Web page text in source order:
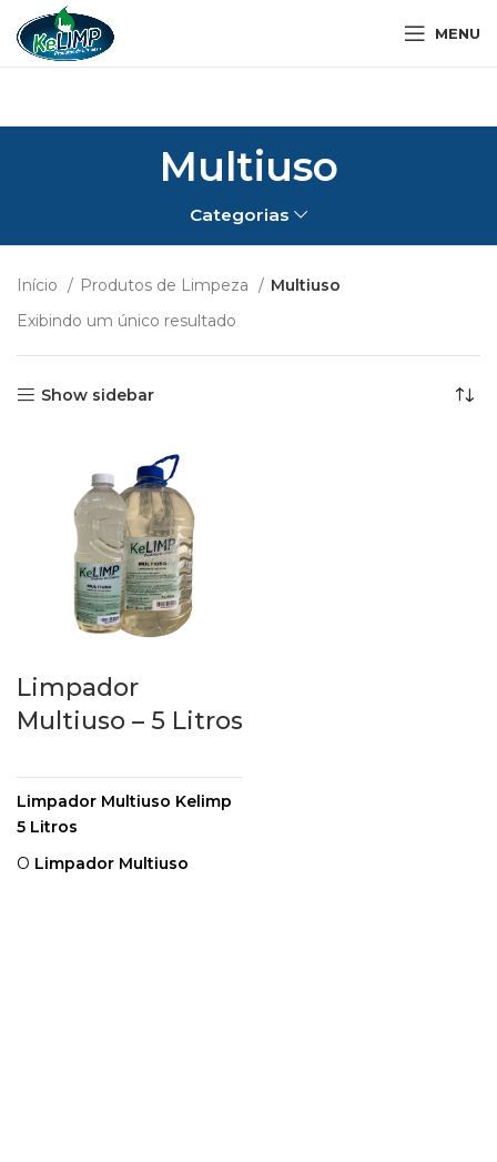
MENU
Multiuso
Categorias
Início Produtos de Limpeza
Multiuso
Exibindo um único resultado
Show sidebar
Limpador
Multiuso – 5 Litros
Limpador Multiuso Kelimp
5 Litros
O Limpador Multiuso